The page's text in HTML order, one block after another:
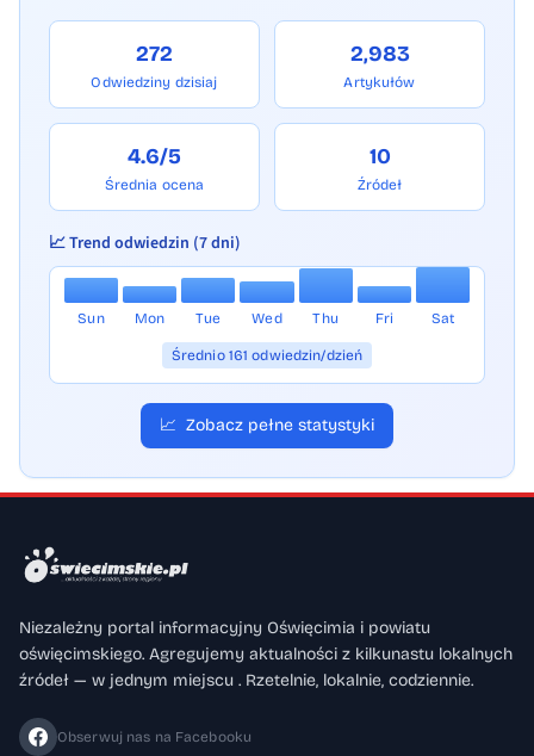
i partnerów Muzeum podkreśliło, że jego 25-
letnia działalność nie byłaby możliwa bez
wsparcia mieszkańców, wolontariuszy,
partnerów, zaprzyjaźnionych instytucji i
firm. „Dziękujemy za 25 lat wspólnego
otwartości” – podsumowali organizatorzy.
Foto: Andrzej Rudiak Strona główna
272
Odwiedziny dzisiaj
2,983
Artykułów
4.6/5
Średnia ocena
10
Źródeł
📈 Trend odwiedzin (7 dni)
Sun Mon Tue Wed Thu Fri Sat
Średnio 161 odwiedzin/dzień
📈 Zobacz pełne statystyki
Niezależny portal informacyjny Oświęcimia i powiatu
oświęcimskiego. Agregujemy aktualności z kilkunastu lokalnych
źródeł — w jednym miejscu . Rzetelnie, lokalnie, codziennie.
Obserwuj nas na Facebooku